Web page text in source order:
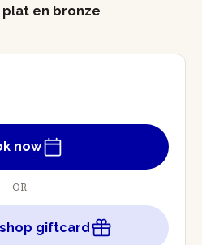
en bronze
now
OR
giftcard